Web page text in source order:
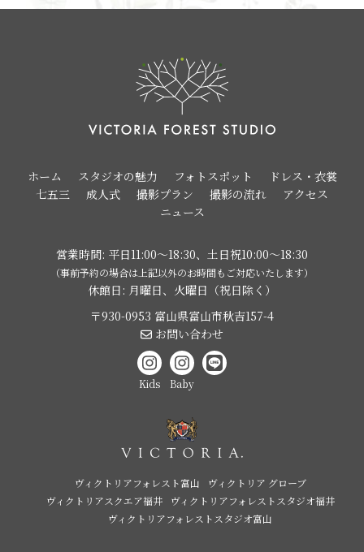
ホーム スタジオの魅力 フォトスポット
ドレス・衣裳
七五三
成人式 撮影プラン 撮影の流れ
アクセス
ニュース
営業時間: 平日11:00〜18:30、土日祝10:00〜18:30
（事前予約の場合は上記以外のお時間もご対応いたします）
休館日: 月曜日、火曜日（祝日除く）
〒930-0953 富山県富山市秋吉157-4
お問い合わせ
Kids Baby
ヴィクトリアフォレスト富山
ヴィクトリア グローブ
ヴィクトリアスクエア福井
ヴィクトリアフォレストスタジオ福井
ヴィクトリアフォレストスタジオ富山